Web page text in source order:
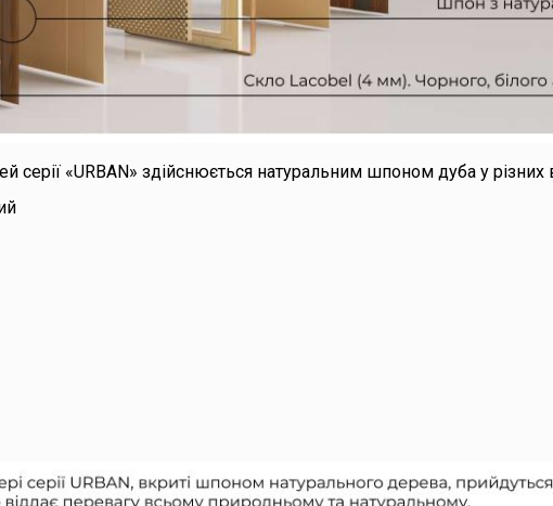
серії «URBAN» здійснюється натуральним шпоном дуба у різних